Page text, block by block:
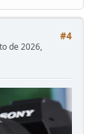
#4
de 2026,